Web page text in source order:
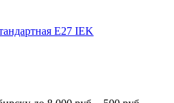
E27 IEK